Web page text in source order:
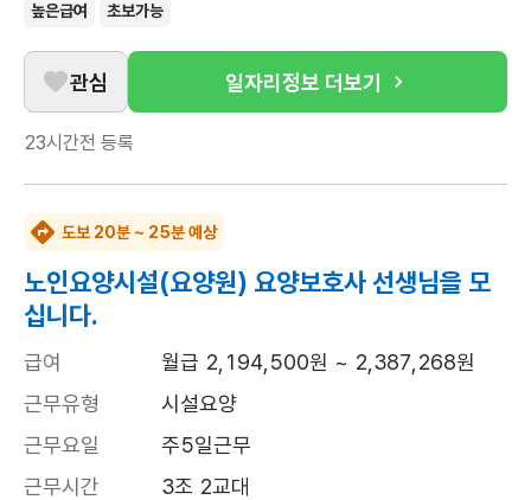
높은급여 초보가능
관심 일자리정보 더보기
23시간전 등록
도보 20분 ~ 25분 예상
노인요양시설(요양원) 요양보호사 선생님을 모
십니다.
급여
월급 2,194,500원 ~ 2,387,268원
근무유형
시설요양
근무요일
주5일근무
근무시간
3조 2교대